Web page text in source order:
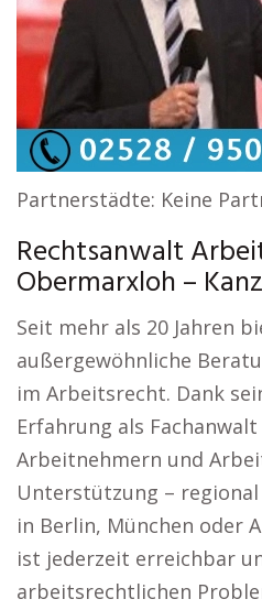
Partnerstädte: Keine
Rechtsanwalt
Obermarxloh –
Seit mehr als 20 Jahren
außergewöhnliche
im Arbeitsrecht. Dank
Erfahrung als
Arbeitnehmern und
Unterstützung –
in Berlin, München oder
ist jederzeit erreichbar
arbeitsrechtlichen